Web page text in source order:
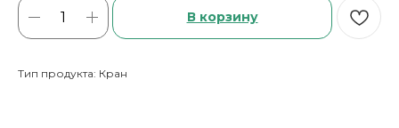
В корзину
Тип продукта: Кран